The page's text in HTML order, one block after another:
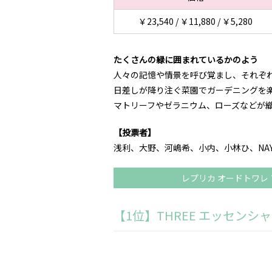
￥23,540 / ￥11,880 / ￥5,280
たくさんの緑に囲まれているかのよう
人々の記憶や情景を呼び覚まし、それぞ
日差しが降り注ぐ菜園でガーデニング
マトリーフやゼラニウム、ローズなどが
【投票者】
浅利、大野、河嶋希、小内、小林ひ、
レプリカ オードトワ
【1位】THREE エッセンシ